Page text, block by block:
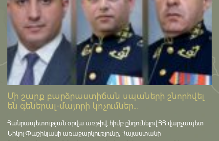
Մի շարք բարձրաստիճան սպաների շնորհվել
են գեներալ-մայորի կոչումներ...
Հանրապետության օրվա առթիվ, հիմք ընդունելով ՀՀ վարչապետ
Նիկոլ Փաշինյանի առաջարկությունը, Հայաստանի